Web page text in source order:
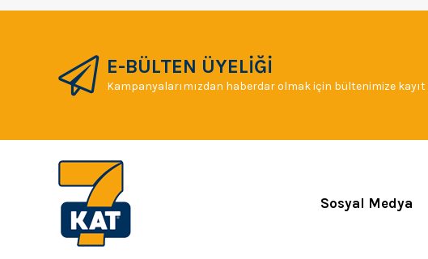
E-BÜLTEN ÜYELİĞİ
Kampanyalarımızdan haberdar olmak için bültenimize kayıt
Sosyal Medya